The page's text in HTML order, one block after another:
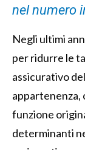
nel numero
Negli ultimi
per ridurre le
assicurativo
appartenenza,
funzione
determinanti